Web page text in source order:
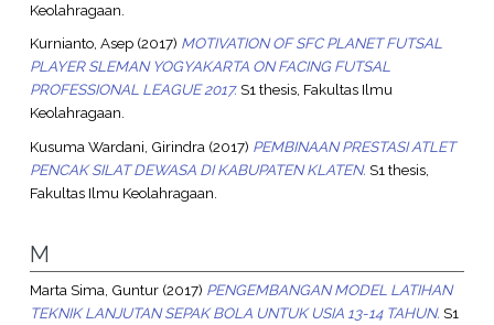
Keolahragaan.
Kurnianto, Asep(2017) MOTIVATION OF SFC PLANET FUTSAL
PLAYER SLEMAN YOGYAKARTA ON FACING FUTSAL
PROFESSIONAL LEAGUE 2017.S1 thesis, Fakultas Ilmu
Keolahragaan.
Kusuma Wardani, Girindra (2017) PEMBINAAN PRESTASI ATLET
PENCAK SILAT DEWASA DI KABUPATEN KLATEN. S1 thesis,
Fakultas Ilmu Keolahragaan.
M
Marta Sima, Guntur(2017) PENGEMBANGAN MODEL LATIHAN
TEKNIK LANJUTAN SEPAK BOLA UNTUK USIA 13-14 TAHUN. S1